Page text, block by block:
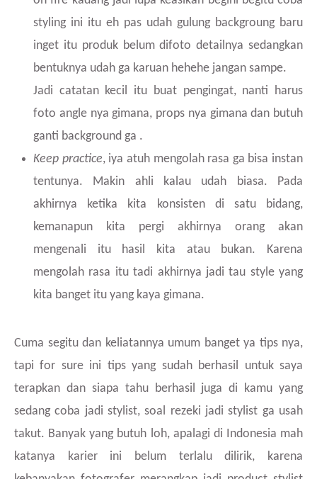
styling ini itu eh pas udah gulung backgroung baru
inget itu produk belum difoto detailnya sedangkan
bentuknya udah ga karuan hehehe jangan sampe.
Jadi catatan kecil itu buat pengingat, nanti harus
foto angle nya gimana, props nya gimana dan butuh
ganti background ga .
Keep practice, iya atuh mengolah rasa ga bisa instan
tentunya. Makin ahli kalau udah biasa. Pada
akhirnya ketika kita konsisten di satu bidang,
kemanapun kita pergi akhirnya orang akan
mengenali itu hasil kita atau bukan. Karena
mengolah rasa itu tadi akhirnya jadi tau style yang
kita banget itu yang kaya gimana.
Cuma segitu dan keliatannya umum banget ya tips nya,
tapi for sure ini tips yang sudah berhasil untuk saya
terapkan dan siapa tahu berhasil juga di kamu yang
sedang coba jadi stylist, soal rezeki jadi stylist ga usah
takut. Banyak yang butuh loh, apalagi di Indonesia mah
katanya karier ini belum terlalu dilirik, karena